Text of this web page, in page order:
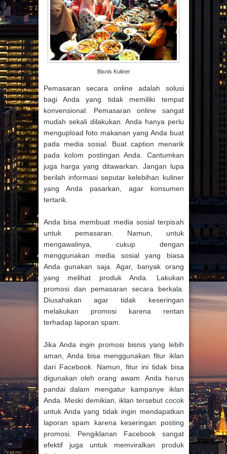
Bisnis Kuliner
Pemasaran secara online adalah solusi
bagi Anda yang tidak memiliki tempat
konvensional. Pemasaran online sangat
mudah sekali dilakukan. Anda hanya perlu
mengupload foto makanan yang Anda buat
pada media sosial. Buat caption menarik
pada kolom postingan Anda. Cantumkan
juga harga yang ditawarkan. Jangan lupa
berilah informasi seputar kelebihan kuliner
yang Anda pasarkan, agar konsumen
tertarik.
Anda bisa membuat media sosial terpisah
untuk pemasaran. Namun, untuk
mengawalinya, cukup dengan
menggunakan media sosial yang biasa
Anda gunakan saja. Agar, banyak orang
yang melihat produk Anda. Lakukan
promosi dan pemasaran secara berkala.
Diusahakan agar tidak keseringan
melakukan promosi karena rentan
terhadap laporan spam.
Jika Anda ingin promosi bisnis yang lebih
aman, Anda bisa menggunakan fitur iklan
dari Facebook. Namun, fitur ini tidak bisa
digunakan oleh orang awam. Anda harus
pandai dalam mengatur kampanye iklan
Anda. Meski demikian, iklan tersebut cocok
untuk Anda yang tidak ingin mendapatkan
laporan spam karena keseringan posting
promosi. Pengiklanan Facebook sangat
efektif juga untuk memviralkan produk